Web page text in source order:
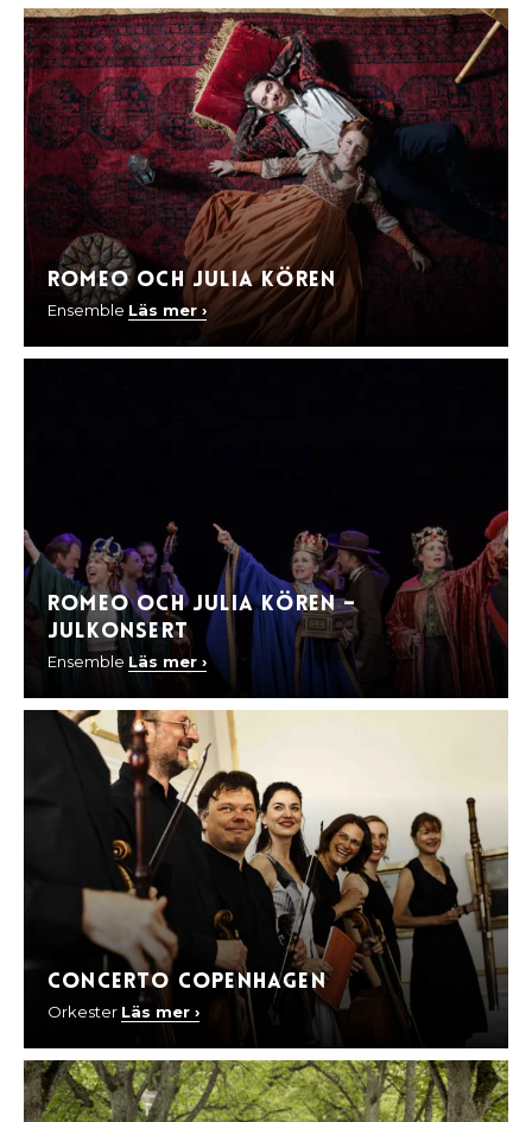
Romeo och Julia Kören
Ensemble Läs mer ›
Romeo och Julia Kören –
Julkonsert
Ensemble Läs mer ›
Concerto Copenhagen
Orkester Läs mer ›